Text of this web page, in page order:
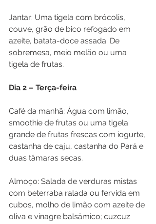
Jantar: Uma tigela com brócolis,
couve, grão de bico refogado em
azeite, batata-doce assada. De
sobremesa, meio melão ou uma
tigela de frutas.
Dia 2 – Terça-feira
Café da manhã: Água com limão,
smoothie de frutas ou uma tigela
grande de frutas frescas com iogurte,
castanha de caju, castanha do Pará e
duas tâmaras secas.
Almoço: Salada de verduras mistas
com beterraba ralada ou fervida em
cubos, molho de limão com azeite de
oliva e vinagre balsâmico; cuzcuz